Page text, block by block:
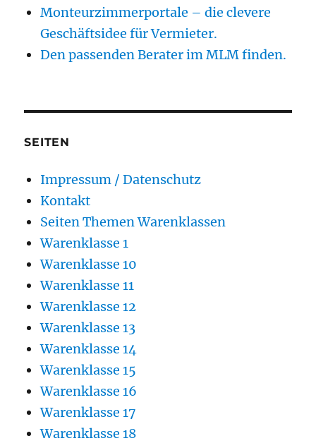
Monteurzimmerportale – die clevere
Geschäftsidee für Vermieter.
Den passenden Berater im MLM finden.
SEITEN
Impressum / Datenschutz
Kontakt
Seiten Themen Warenklassen
Warenklasse 1
Warenklasse 10
Warenklasse 11
Warenklasse 12
Warenklasse 13
Warenklasse 14
Warenklasse 15
Warenklasse 16
Warenklasse 17
Warenklasse 18